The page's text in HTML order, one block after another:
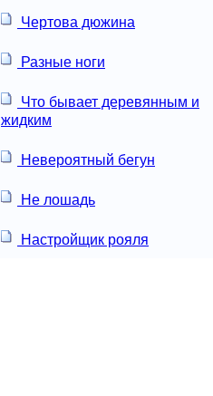
Чертова дюжина
Разные ноги
Что бывает деревянным и
жидким
Невероятный бегун
Не лошадь
Настройщик рояля